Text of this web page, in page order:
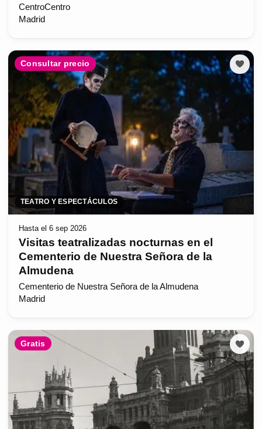
CentroCentro
Madrid
Consultar precio
TEATRO Y ESPECTÁCULOS
Hasta el 6 sep 2026
Visitas teatralizadas nocturnas en el
Cementerio de Nuestra Señora de la
Almudena
Cementerio de Nuestra Señora de la Almudena
Madrid
Gratis